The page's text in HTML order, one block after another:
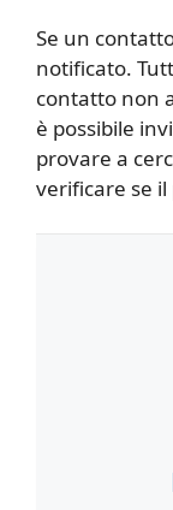
Se un
notificato.
contatto non
è possibile
provare a
verificare se